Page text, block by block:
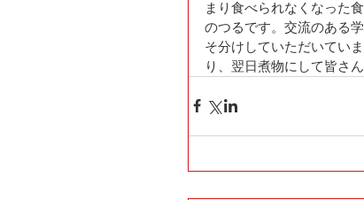
まり食べられなくなった
のつるです。交流のある
そ分けしていただいてい
り、翌日煮物にして皆さ